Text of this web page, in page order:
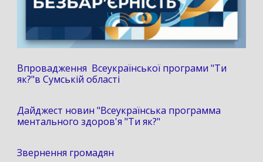
Впровадження Всеукраїнської програми "Ти
як?"в Сумській області
Дайджест новин "Всеукраїнська программа
ментального здоров'я "Ти як?"
Звернення громадян